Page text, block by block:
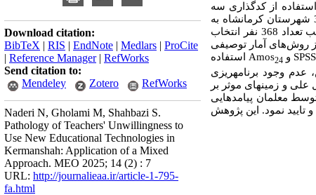
از آنان مصاحبه شد. داده‌ها با استفاده از کدگذاری سه
مرحله‌ای تحلیل شدند جامعه آماری در بخش کمی شامل معلمان سه مقطع ابتدایی، متوسطه اول و دوم در ناحیه 3 شهرستان کرمانشاه به
ای با فن انتساب متناسب تعداد 368 نفر انتخاب
روش‌های آمار توصیفی
SPSS و Amos24
استفاده
عدم وجود برنامه­ریزی
و زمینه­ای موثر بر
معلمان پیامدهایی
تایید نمود. این پژوهش
Download citation:
BibTeX | RIS | EndNote | Medlars | ProCite
| Reference Manager| RefWorks
Send citation to:
Mendeley
Zotero RefWorks
Naderi N, Gholami M, Shahbazi S.
Pathology of Teachers' Unwillingness to
Use New Educational Technologies in
Kermanshah: Application of a Mixed
Approach. MEO 2025; 14 (2) : 7
URL: http://journalieaa.ir/article-1-795-
fa.html